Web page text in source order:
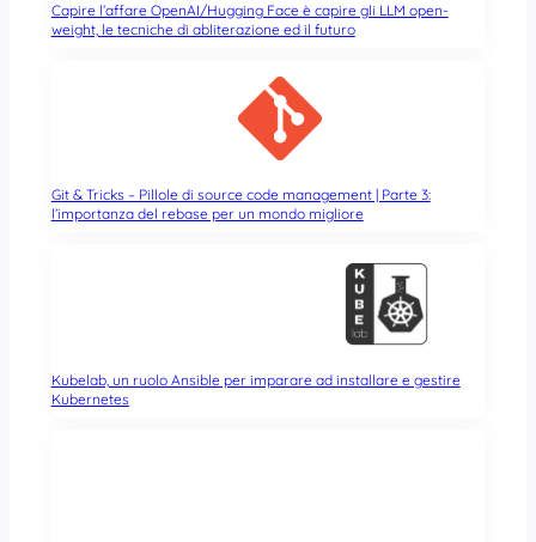
Capire l’affare OpenAI/Hugging Face è capire gli LLM open-
weight, le tecniche di abliterazione ed il futuro
Git & Tricks – Pillole di source code management | Parte 3:
l’importanza del rebase per un mondo migliore
Kubelab, un ruolo Ansible per imparare ad installare e gestire
Kubernetes